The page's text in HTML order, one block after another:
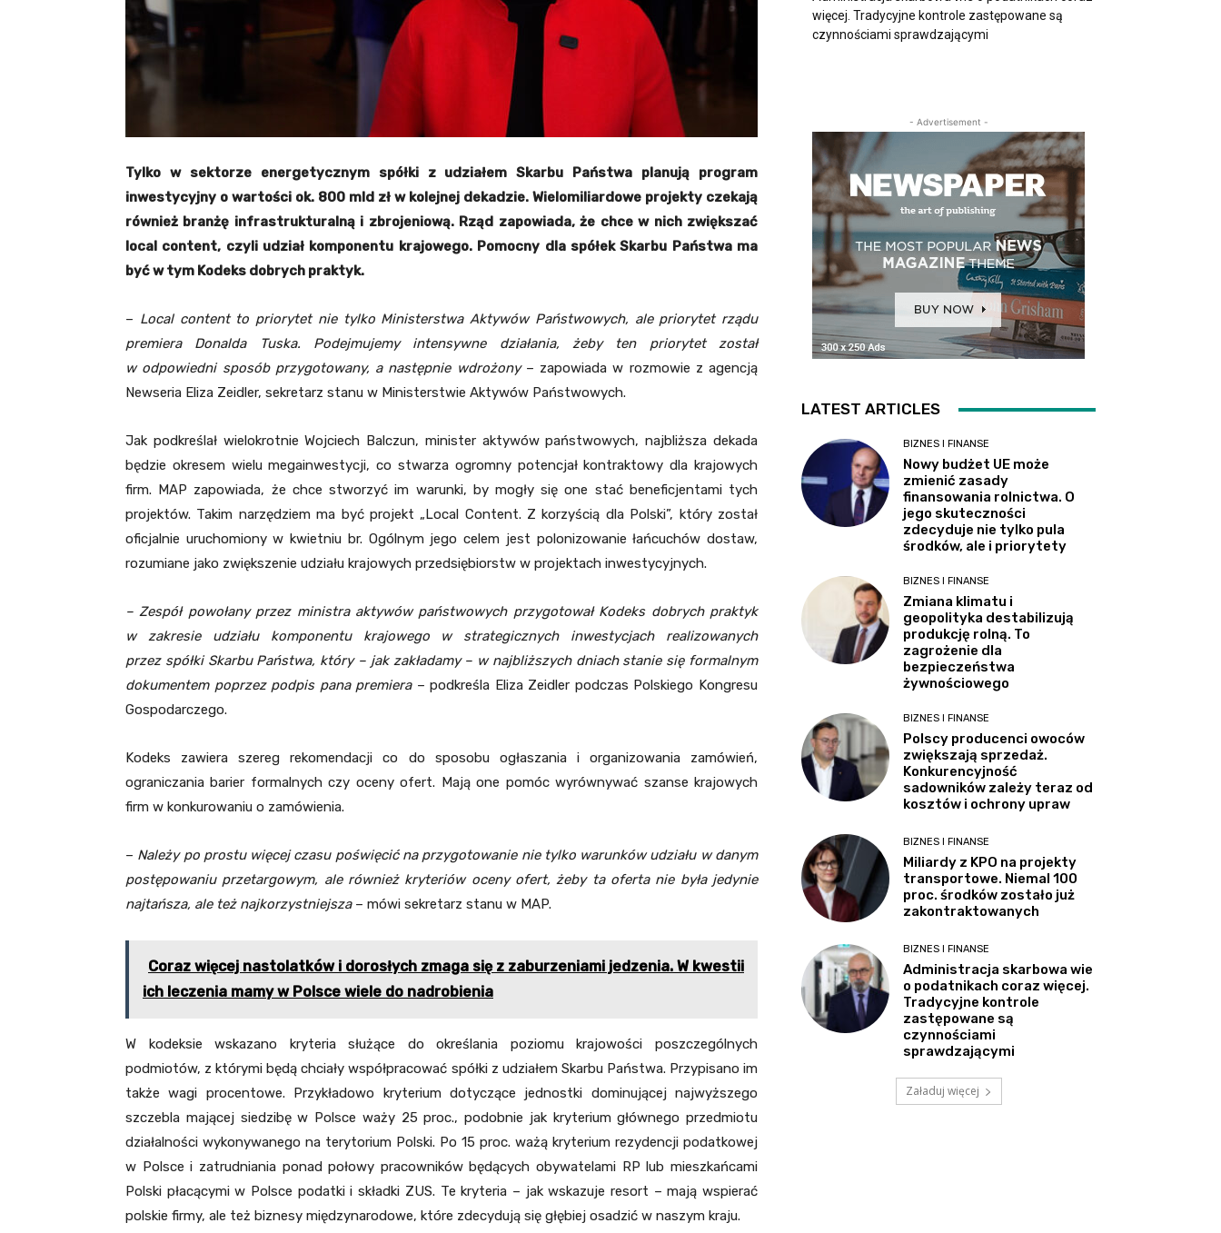
Tylko w sektorze energetycznym spółki z udziałem Skarbu Państwa planują program
inwestycyjny o wartości ok. 800 mld zł w kolejnej dekadzie. Wielomiliardowe projekty czekają
również branżę infrastrukturalną i zbrojeniową. Rząd zapowiada, że chce w nich zwiększać
local content, czyli udział komponentu krajowego. Pomocny dla spółek Skarbu Państwa ma
być w tym Kodeks dobrych praktyk.
– Local content to priorytet nie tylko Ministerstwa Aktywów Państwowych, ale priorytet rządu
premiera Donalda Tuska. Podejmujemy intensywne działania, żeby ten priorytet został
w odpowiedni sposób przygotowany, a następnie wdrożony – zapowiada w rozmowie z agencją
Newseria Eliza Zeidler, sekretarz stanu w Ministerstwie Aktywów Państwowych.
Jak podkreślał wielokrotnie Wojciech Balczun, minister aktywów państwowych, najbliższa dekada
będzie okresem wielu megainwestycji, co stwarza ogromny potencjał kontraktowy dla krajowych
firm. MAP zapowiada, że chce stworzyć im warunki, by mogły się one stać beneficjentami tych
projektów. Takim narzędziem ma być projekt „Local Content. Z korzyścią dla Polski”, który został
oficjalnie uruchomiony w kwietniu br. Ogólnym jego celem jest polonizowanie łańcuchów dostaw,
rozumiane jako zwiększenie udziału krajowych przedsiębiorstw w projektach inwestycyjnych.
– Zespół powołany przez ministra aktywów państwowych przygotował Kodeks dobrych praktyk
w zakresie udziału komponentu krajowego w strategicznych inwestycjach realizowanych
przez spółki Skarbu Państwa, który – jak zakładamy – w najbliższych dniach stanie się formalnym
dokumentem poprzez podpis pana premiera – podkreśla Eliza Zeidler podczas Polskiego Kongresu
Gospodarczego.
Kodeks zawiera szereg rekomendacji co do sposobu ogłaszania i organizowania zamówień,
ograniczania barier formalnych czy oceny ofert. Mają one pomóc wyrównywać szanse krajowych
firm w konkurowaniu o zamówienia.
– Należy po prostu więcej czasu poświęcić na przygotowanie nie tylko warunków udziału w danym
postępowaniu przetargowym, ale również kryteriów oceny ofert, żeby ta oferta nie była jedynie
najtańsza, ale też najkorzystniejsza – mówi sekretarz stanu w MAP.
Coraz więcej nastolatków i dorosłych zmaga się z zaburzeniami jedzenia. W kwestii
ich leczenia mamy w Polsce wiele do nadrobienia
W kodeksie wskazano kryteria służące do określania poziomu krajowości poszczególnych
podmiotów, z którymi będą chciały współpracować spółki z udziałem Skarbu Państwa. Przypisano im
także wagi procentowe. Przykładowo kryterium dotyczące jednostki dominującej najwyższego
szczebla mającej siedzibę w Polsce waży 25 proc., podobnie jak kryterium głównego przedmiotu
działalności wykonywanego na terytorium Polski. Po 15 proc. ważą kryterium rezydencji podatkowej
w Polsce i zatrudniania ponad połowy pracowników będących obywatelami RP lub mieszkańcami
Polski płacącymi w Polsce podatki i składki ZUS. Te kryteria – jak wskazuje resort – mają wspierać
polskie firmy, ale też biznesy międzynarodowe, które zdecydują się głębiej osadzić w naszym kraju.
więcej. Tradycyjne kontrole zastępowane są
czynnościami sprawdzającymi
- Advertisement -
LATEST ARTICLES
BIZNES I FINANSE
Nowy budżet UE może
zmienić zasady
finansowania rolnictwa. O
jego skuteczności
zdecyduje nie tylko pula
środków, ale i priorytety
BIZNES I FINANSE
Zmiana klimatu i
geopolityka destabilizują
produkcję rolną. To
zagrożenie dla
bezpieczeństwa
żywnościowego
BIZNES I FINANSE
Polscy producenci owoców
zwiększają sprzedaż.
Konkurencyjność
sadowników zależy teraz od
kosztów i ochrony upraw
BIZNES I FINANSE
Miliardy z KPO na projekty
transportowe. Niemal 100
proc. środków zostało już
zakontraktowanych
BIZNES I FINANSE
Administracja skarbowa wie
o podatnikach coraz więcej.
Tradycyjne kontrole
zastępowane są
czynnościami
sprawdzającymi
Załaduj więcej